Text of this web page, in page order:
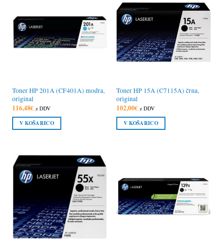
Toner HP 201A (CF401A) modra,
original
116,48€ z DDV
V KOŠARICO
Toner HP 15A (C7115A) črna,
original
102,00€ z DDV
V KOŠARICO